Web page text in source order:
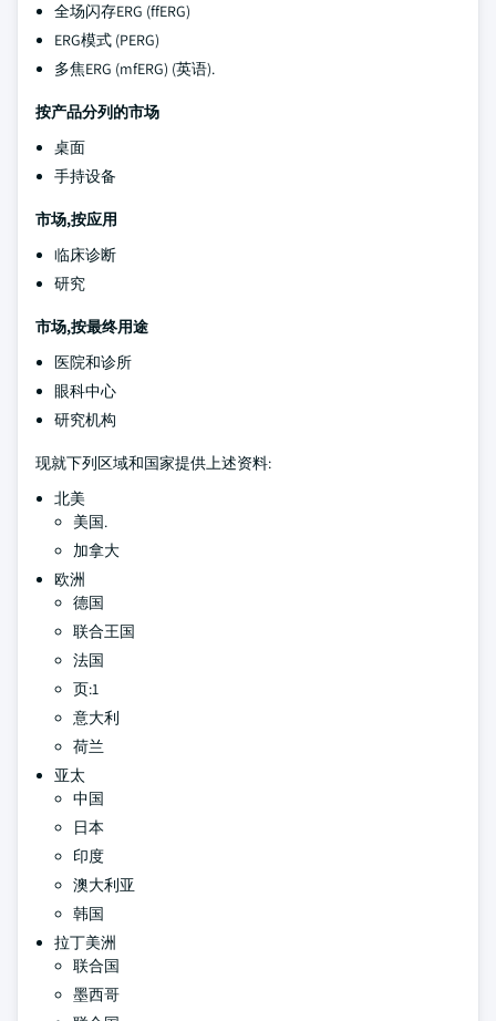
全场闪存ERG (ffERG)
ERG模式 (PERG)
多焦ERG (mfERG) (英语).
按产品分列的市场
桌面
手持设备
市场,按应用
临床诊断
研究
市场,按最终用途
医院和诊所
眼科中心
研究机构
现就下列区域和国家提供上述资料:
北美
美国.
加拿大
欧洲
德国
联合王国
法国
页:1
意大利
荷兰
亚太
中国
日本
印度
澳大利亚
韩国
拉丁美洲
联合国
墨西哥